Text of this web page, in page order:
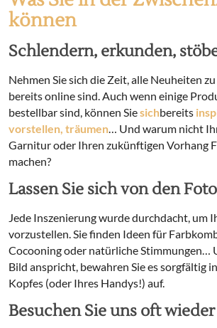
können
Schlendern, erkunden,
Nehmen Sie sich die Zeit, alle Neuheiten
bereits online sind. Auch wenn einige
bestellbar sind, können Siesichbereits
vorstellen, träumen… Und warum nicht
Garnitur oder Ihren zukünftigen Vorhang
machen?
Lassen Sie sich von den
Jede Inszenierung wurde durchdacht, um
vorzustellen. Sie finden Ideen für
Cocooning oder natürliche Stimmungen…
Bild anspricht, bewahren Sie es sorgfältig
Kopfes (oder Ihres Handys!) auf.
Besuchen Sie uns oft wieder